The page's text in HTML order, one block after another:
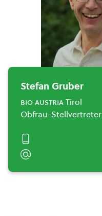
Stefan Gruber
bio austriaTirol
Obfrau-Stellvertreter